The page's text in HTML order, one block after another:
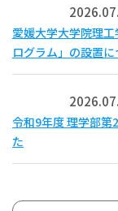
愛媛大学大学院理
ログラム」の設置に
令和9年度 理学部第
た